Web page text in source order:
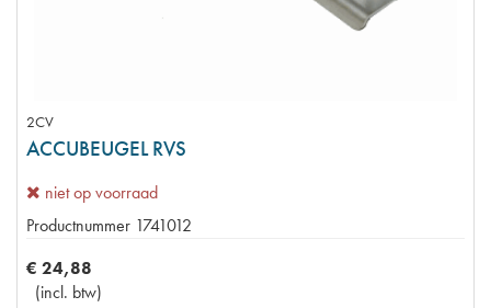
2CV
ACCUBEUGEL RVS
niet op voorraad
Productnummer 1741012
€ 24,88
(incl. btw)